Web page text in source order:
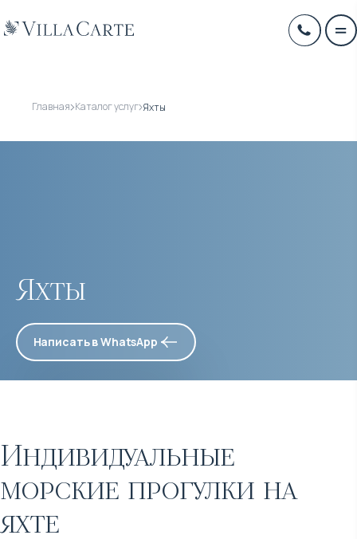
Главная Каталог услуг Яхты
Яхты
Написать в WhatsApp
Индивидуальные
морские прогулки на
яхте